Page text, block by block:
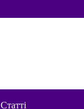
Статті